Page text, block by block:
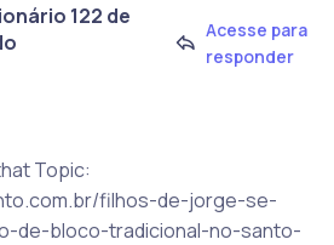
122 de
Acesse para
responder
Topic:
filhos-de-jorge-se-
de-bloco-tradicional-no-santo-